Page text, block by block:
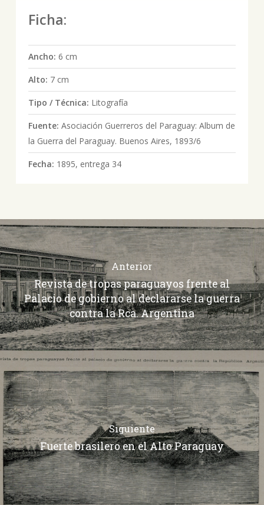
Ficha:
Ancho: 6 cm
Alto: 7 cm
Tipo / Técnica: Litografía
Fuente: Asociación Guerreros del Paraguay: Album de
la Guerra del Paraguay. Buenos Aires, 1893/6
Fecha: 1895, entrega 34
Anterior
Revista de tropas paraguayos frente al
Palacio de gobierno al declararse la guerra
contra la Rca. Argentina
Siguiente
Fuerte brasilero en el Alto Paraguay